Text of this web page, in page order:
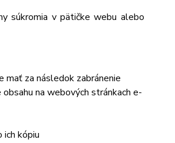
súkromia v pätičke webu alebo
mať za následok zabránenie
na webových stránkach e-
ich kópiu